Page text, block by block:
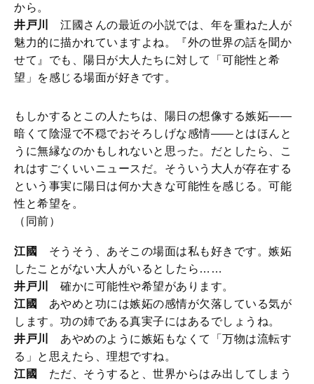
から。
井戸川
江國さんの最近の小説では、年を重ねた人が
魅力的に描かれていますよね。『外の世界の話を聞か
せて』でも、陽日が大人たちに対して「可能性と希
望」を感じる場面が好きです。
もしかするとこの人たちは、陽日の想像する嫉妬――
暗くて陰湿で不穏でおそろしげな感情――とはほんと
うに無縁なのかもしれないと思った。だとしたら、こ
れはすごくいいニュースだ。そういう大人が存在する
という事実に陽日は何か大きな可能性を感じる。可能
性と希望を。
（同前）
江國
そうそう、あそこの場面は私も好きです。嫉妬
したことがない大人がいるとしたら……
井戸川
確かに可能性や希望があります。
江國
あやめと功には嫉妬の感情が欠落している気が
します。功の姉である真実子にはあるでしょうね。
井戸川
あやめのように嫉妬もなくて「万物は流転す
る」と思えたら、理想ですね。
江國
ただ、そうすると、世界からはみ出してしまう